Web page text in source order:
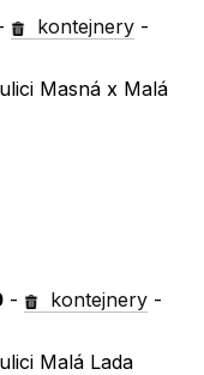
kontejnery -
Masná x Malá
- kontejnery -
Malá Lada